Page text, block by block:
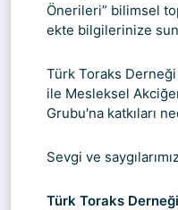
Önerileri” bilimsel
ekte bilgilerinize
Türk Toraks
ile Mesleksel
Grubu'na katkıları
Sevgi ve
Türk Toraks